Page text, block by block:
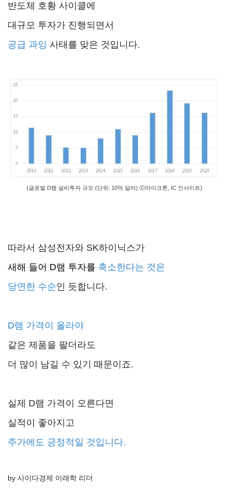
반도체 호황 사이클에
대규모 투자가 진행되면서
공급 과잉 사태를 맞은 것입니다.
(글로벌 D램 설비투자 규모 (단위: 10억 달러) ⓒ마이크론, IC 인사이트)
따라서 삼성전자와 SK하이닉스가
새해 들어 D램 투자를 축소한다는 것은
당연한 수순인 듯합니다.
D램 가격이 올라야
같은 제품을 팔더라도
더 많이 남길 수 있기 때문이죠.
실제 D램 가격이 오른다면
실적이 좋아지고
주가에도 긍정적일 것입니다.
by 사이다경제 이래학 리더